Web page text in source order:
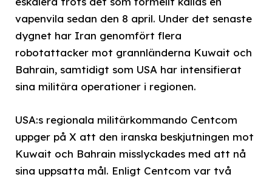
vapenvila sedan den 8 april. Under det senaste
dygnet har Iran genomfört flera
robotattacker mot grannländerna Kuwait och
Bahrain, samtidigt som USA har intensifierat
sina militära operationer i regionen.
USA:s regionala militärkommando Centcom
uppger på X att den iranska beskjutningen mot
Kuwait och Bahrain misslyckades med att nå
sina uppsatta mål. Enligt Centcom var två